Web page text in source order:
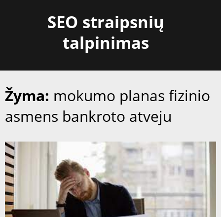
SEO straipsnių
talpinimas
Žyma: mokumo planas fizinio
asmens bankroto atveju